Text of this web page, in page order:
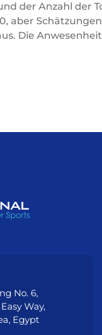
der Anzahl der
aber
Die
No. 6,
Way,
Egypt